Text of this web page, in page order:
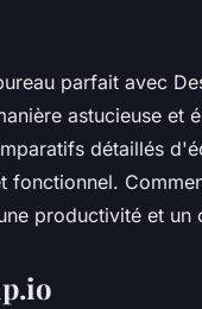
parfait avec
astucieuse et
détaillés
fonctionnel.
productivité et un